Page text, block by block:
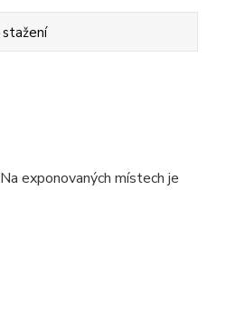
stažení
exponovaných místech je